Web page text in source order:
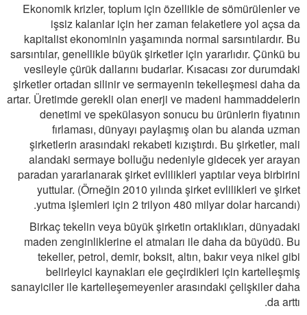
Ekonomik krizler, toplum için özellikle de sömürülenler ve
işsiz kalanlar için her zaman felaketlere yol açsa da
kapitalist ekonominin yaşamında normal sarsıntılardır. Bu
sarsıntılar, genellikle büyük şirketler için yararlıdır. Çünkü bu
vesileyle çürük dallarını budarlar. Kısacası zor durumdaki
şirketler ortadan silinir ve sermayenin tekelleşmesi daha da
artar. Üretimde gerekli olan enerji ve madeni hammaddelerin
denetimi ve spekülasyon sonucu bu ürünlerin fiyatının
fırlaması, dünyayı paylaşmış olan bu alanda uzman
şirketlerin arasındaki rekabeti kızıştırdı. Bu şirketler, mali
alandaki sermaye bolluğu nedeniyle gidecek yer arayan
paradan yararlanarak şirket evlilikleri yaptılar veya birbirini
yuttular. (Örneğin 2010 yılında şirket evlilikleri ve şirket
yutma işlemleri için 2 trilyon 480 milyar dolar harcandı).
Birkaç tekelin veya büyük şirketin ortaklıkları, dünyadaki
maden zenginliklerine el atmaları ile daha da büyüdü. Bu
tekeller, petrol, demir, boksit, altın, bakır veya nikel gibi
belirleyici kaynakları ele geçirdikleri için kartelleşmiş
sanayiciler ile kartelleşemeyenler arasındaki çelişkiler daha
da arttı.